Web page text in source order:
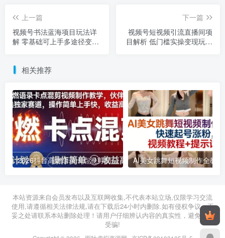
上一篇
视频号书法蓝海项目玩法详
解 零基础可上手多途径变现
下一篇
视频号短视频引流直播间项
目解析 低门槛实操变现玩法
相关推荐
2026抖音高燃语录卡点混剪制作教学 伙伴计划低门槛增收教程
2026年03月11日 2026年03月28日
本站资源来自会员发布以及互联网收集,不代表本站立场,仅限学习交流
使用,请遵循相关法律法规,请在下载后24小时内删除.如有侵权争议、不
妥之处请联系本站删除处理！请用户仔细辨认内容的真实性，避免上当
受骗!